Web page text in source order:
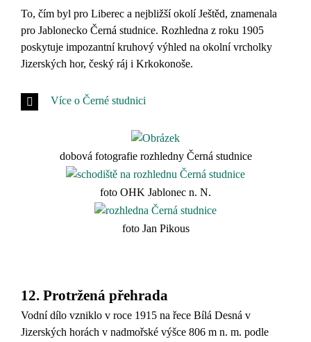
To, čím byl pro Liberec a nejbližší okolí Ještěd, znamenala
pro Jablonecko Černá studnice. Rozhledna z roku 1905
poskytuje impozantní kruhový výhled na okolní vrcholky
Jizerských hor, český ráj i Krkokonoše.
Více o Černé studnici
dobová fotografie rozhledny Černá studnice
foto OHK Jablonec n. N.
foto Jan Pikous
12. Protržená přehrada
Vodní dílo vzniklo v roce 1915 na řece Bílá Desná v
Jizerských horách v nadmořské výšce 806 m n. m. podle